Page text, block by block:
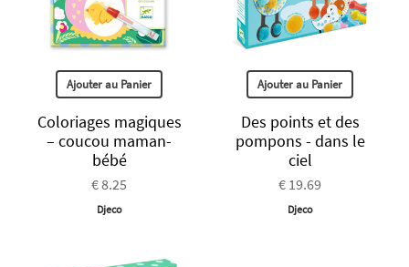
Ajouter au Panier
Coloriages magiques
– coucou maman-
bébé
€ 8.25
Djeco
Ajouter au Panier
Des points et des
pompons - dans le
ciel
€ 19.69
Djeco